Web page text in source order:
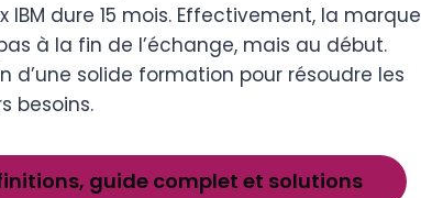
dure 15 mois. Effectivement, la marque
à la fin de l’échange, mais au début.
d’une solide formation pour résoudre les
besoins.
guide complet et solutions